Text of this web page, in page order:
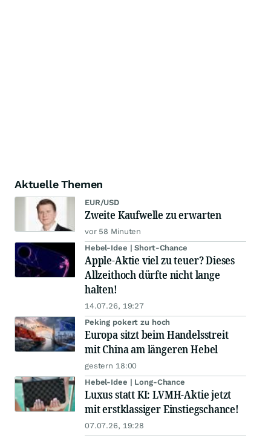
Aktuelle Themen
EUR/USD
Zweite Kaufwelle zu erwarten
vor 58 Minuten
Hebel-Idee | Short-Chance
Apple-Aktie viel zu teuer? Dieses
Allzeithoch dürfte nicht lange
halten!
14.07.26, 19:27
Peking pokert zu hoch
Europa sitzt beim Handelsstreit
mit China am längeren Hebel
gestern 18:00
Hebel-Idee | Long-Chance
Luxus statt KI: LVMH-Aktie jetzt
mit erstklassiger Einstiegschance!
07.07.26, 19:28